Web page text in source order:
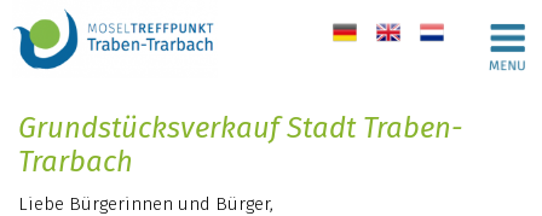
de en nl
Grundstücksverkauf Stadt Traben-
Trarbach
Liebe Bürgerinnen und Bürger,